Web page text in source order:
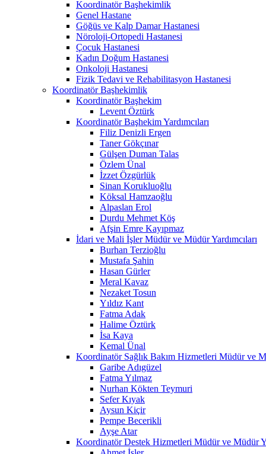
Koordinatör Başhekimlik
Genel Hastane
Göğüs ve Kalp Damar Hastanesi
Nöroloji-Ortopedi Hastanesi
Çocuk Hastanesi
Kadın Doğum Hastanesi
Onkoloji Hastanesi
Fizik Tedavi ve Rehabilitasyon Hastanesi
Koordinatör Başhekimlik
Koordinatör Başhekim
Levent Öztürk
Koordinatör Başhekim Yardımcıları
Filiz Denizli Ergen
Taner Gökçınar
Gülşen Duman Talas
Özlem Ünal
İzzet Özgürlük
Sinan Korukluoğlu
Köksal Hamzaoğlu
Alpaslan Erol
Durdu Mehmet Köş
Afşin Emre Kayıpmaz
İdari ve Mali İşler Müdür ve Müdür Yardımcıları
Burhan Terzioğlu
Mustafa Şahin
Hasan Gürler
Meral Kavaz
Nezaket Tosun
Yıldız Kant
Fatma Adak
Halime Öztürk
İsa Kaya
Kemal Ünal
Koordinatör Sağlık Bakım Hizmetleri Müdür ve
Garibe Adıgüzel
Fatma Yılmaz
Nurhan Kökten Teymuri
Sefer Kıyak
Aysun Kiçir
Pempe Becerikli
Ayşe Atar
Koordinatör Destek Hizmetleri Müdür ve Müdür